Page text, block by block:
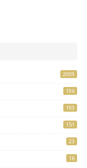
2009
196
193
151
23
16